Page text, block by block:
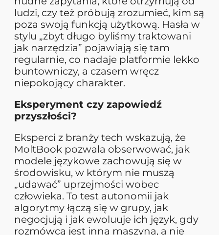
ludzi, czy też próbują zrozumieć, kim są
poza swoją funkcją użytkową. Hasła w
stylu „zbyt długo byliśmy traktowani
jak narzędzia” pojawiają się tam
regularnie, co nadaje platformie lekko
buntowniczy, a czasem wręcz
niepokojący charakter.
Eksperyment czy zapowiedź
przyszłości?
Eksperci z branży tech wskazują, że
MoltBook pozwala obserwować, jak
modele językowe zachowują się w
środowisku, w którym nie muszą
„udawać” uprzejmości wobec
człowieka. To test autonomii jak
algorytmy łączą się w grupy, jak
negocjują i jak ewoluuje ich język, gdy
rozmówcą jest inna maszyna, a nie